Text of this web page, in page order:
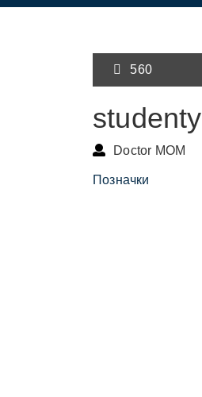
560
studenty
Doctor MOM
Позначки